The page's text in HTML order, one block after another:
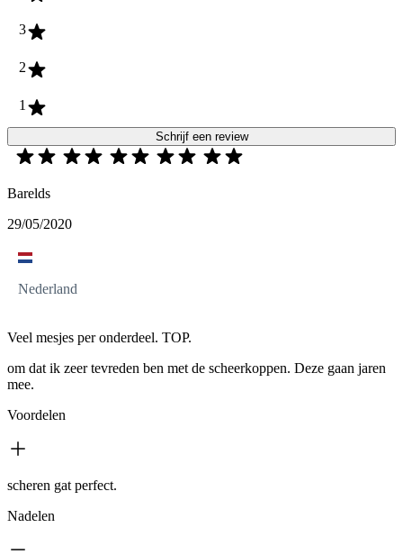
3
2
1
Schrijf een review
Barelds
29/05/2020
Nederland
Veel mesjes per onderdeel. TOP.
om dat ik zeer tevreden ben met de scheerkoppen. Deze gaan jaren
mee.
Voordelen
scheren gat perfect.
Nadelen